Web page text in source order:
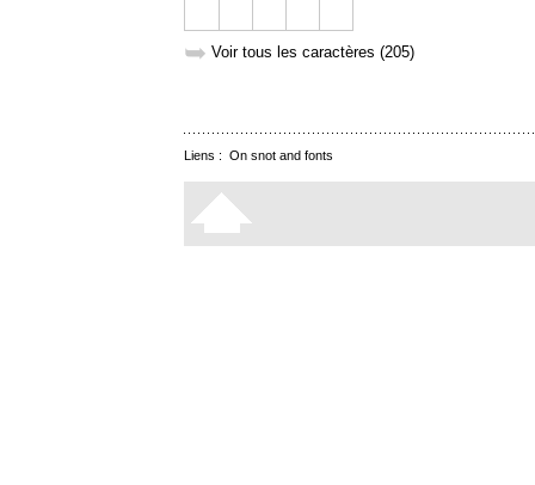
➥ Voir tous les caractères (205)
Liens : On snot and fonts